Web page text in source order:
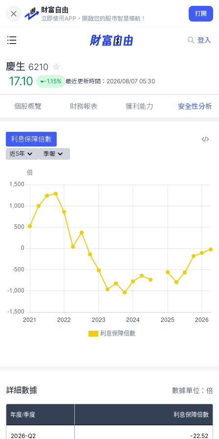
財富自由
立即使用APP，開啟您的股市智慧導航！
打開
登入
17.10
-1.15%
慶生 6210
17.10 -1.15% 最近更新時間： 2026/08/07 05:30
個股概覽 財務報表 獲利能力 安全性分析
利息保障倍數
近5年 季報
利息保障倍數
詳細數據 數據單位：倍
年度/季度 利息保障倍數
2026-Q2 -22.52